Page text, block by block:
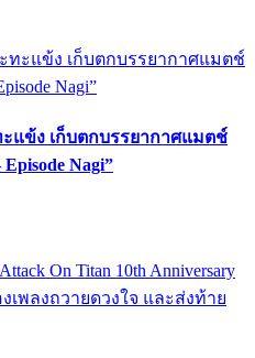
แข้ง เก็บตกบรรยากาศแมตช์
Nagi”